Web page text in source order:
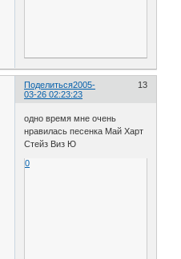
Поделиться 13
2005-
03-26 02:23:23
одно время мне очень
нравилась песенка Май Харт
Стейз Виз Ю
0